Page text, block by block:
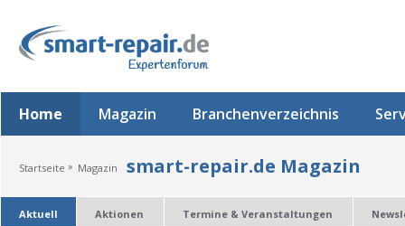
Home Magazin Branchenverzeichnis
Startseite » Magazin smart-repair.de Magazin
Aktuell Aktionen Termine & Veranstaltungen